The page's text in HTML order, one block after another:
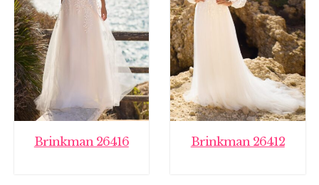
Brinkman 26416 Brinkman 26412